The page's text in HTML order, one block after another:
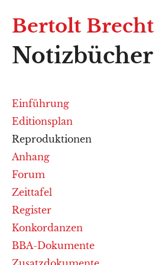
Skip
to
content
Bertolt Brecht
Notizbücher
Einführung
Editionsplan
Reproduktionen
Anhang
Forum
Zeittafel
Register
Konkordanzen
BBA-Dokumente